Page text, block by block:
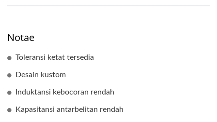
Notae
Toleransi ketat tersedia
Desain kustom
Induktansi kebocoran rendah
Kapasitansi antarbelitan rendah